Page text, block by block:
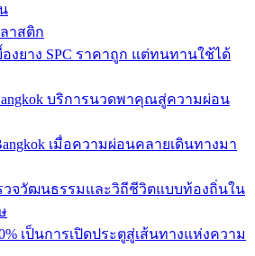
าสติก
งยาง SPC ราคาถูก แต่ทนทานใช้ได้
Bangkok บริการนวดพาคุณสู่ความผ่อน
เมื่อความผ่อนคลายเดินทางมา
วจวัฒนธรรมและวิถีชีวิตแบบท้องถิ่นใน
เป็นการเปิดประตูสู่เส้นทางแห่งความ